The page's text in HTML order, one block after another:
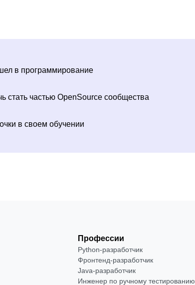
в программирование
стать частью OpenSource сообщества
в своем обучении
Профессии
Python-разработчик
Фронтенд-разработчик
Java-разработчик
Инженер по ручному тестированию